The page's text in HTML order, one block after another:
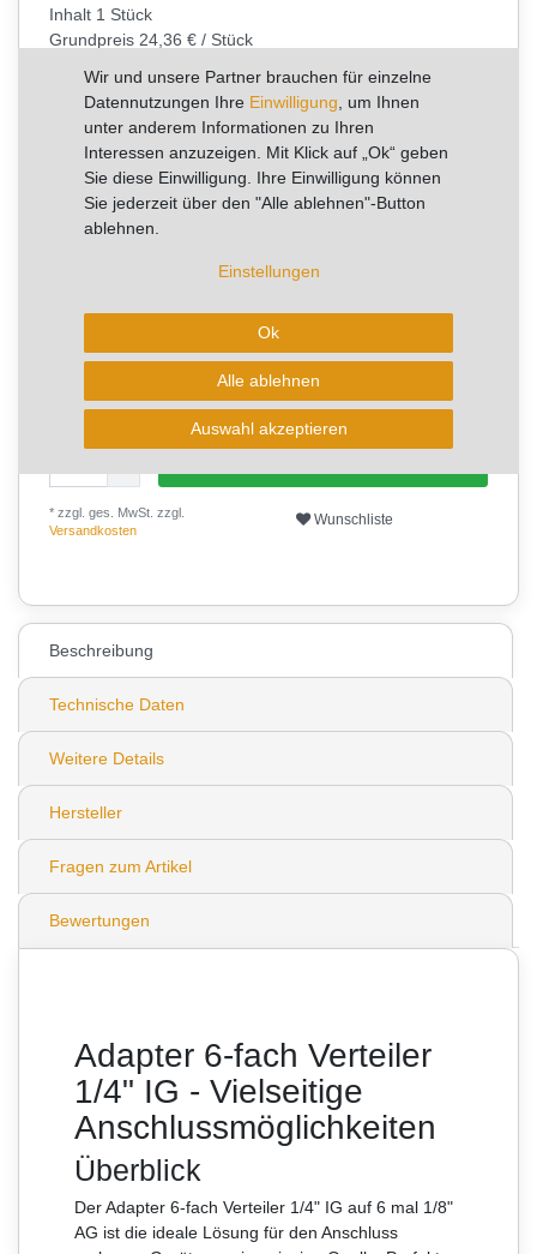
Inhalt 1 Stück
Grundpreis 24,36 € / Stück
RABATT -50%
Lagerware - Sofort lieferbar!
🔥 Begrenzte Stückzahl
lagernd - jetzt sichern 🔥
In den Warenkorb
* zzgl. ges. MwSt. zzgl.
Versandkosten
Wunschliste
Beschreibung
Technische Daten
Weitere Details
Hersteller
Fragen zum Artikel
Bewertungen
Adapter 6-fach Verteiler
1/4" IG - Vielseitige
Anschlussmöglichkeiten
Überblick
Der Adapter 6-fach Verteiler 1/4" IG auf 6 mal 1/8"
AG ist die ideale Lösung für den Anschluss
Wir und unsere Partner brauchen für einzelne
Datennutzungen Ihre Einwilligung , um Ihnen
unter anderem Informationen zu Ihren
Interessen anzuzeigen. Mit Klick auf „Ok“ geben
Sie diese Einwilligung. Ihre Einwilligung können
Sie jederzeit über den "Alle ablehnen"-Button
ablehnen.
Einstellungen
Ok
Alle ablehnen
Auswahl akzeptieren